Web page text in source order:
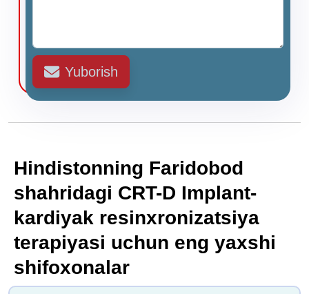
Yuborish
Hindistonning Faridobod
shahridagi CRT-D Implant-
kardiyak resinxronizatsiya
terapiyasi uchun eng yaxshi
shifoxonalar